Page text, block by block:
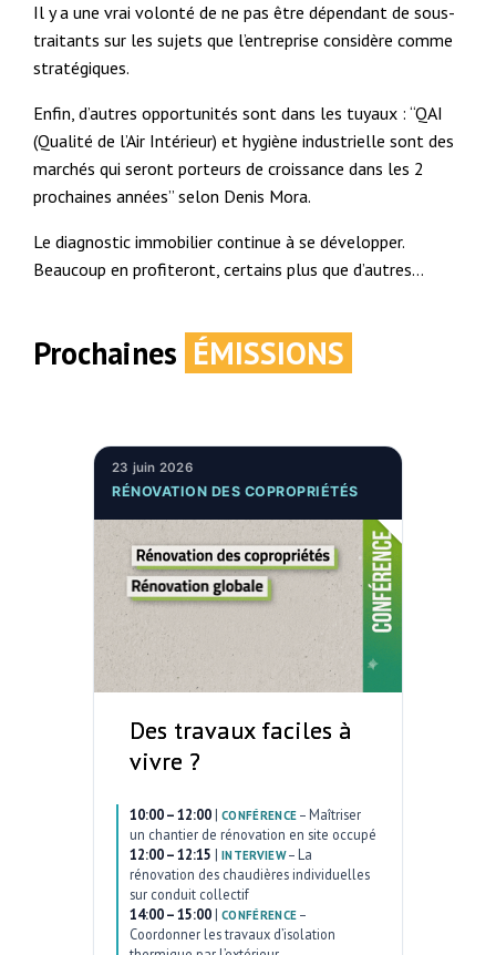
Il y a une vrai volonté de ne pas être dépendant de sous-
traitants sur les sujets que l’entreprise considère comme
stratégiques.
Enfin, d’autres opportunités sont dans les tuyaux : “QAI
(Qualité de l’Air Intérieur) et hygiène industrielle sont des
marchés qui seront porteurs de croissance dans les 2
prochaines années” selon Denis Mora.
Le diagnostic immobilier continue à se développer.
Beaucoup en profiteront, certains plus que d’autres…
Prochaines ÉMISSIONS
23 juin 2026
RÉNOVATION DES COPROPRIÉTÉS
Des travaux faciles à
vivre ?
10:00 – 12:00 | CONFÉRENCE – Maîtriser
un chantier de rénovation en site occupé
12:00 – 12:15 | INTERVIEW– La
rénovation des chaudières individuelles
sur conduit collectif
14:00 – 15:00 | CONFÉRENCE –
Coordonner les travaux d’isolation